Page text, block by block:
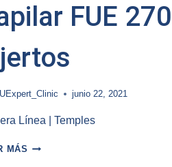
FUE
junio 22, 2021
Línea | Temples
MÁS TRASPLANTE